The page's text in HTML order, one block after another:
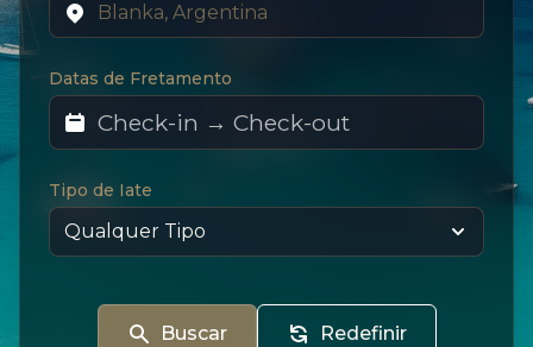
Datas de Fretamento
Tipo de Iate
Buscar Redefinir